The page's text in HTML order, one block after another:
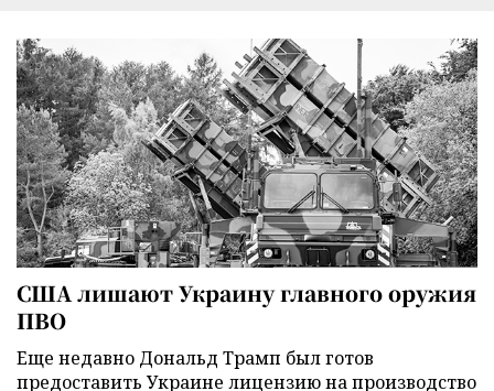
США лишают Украину главного оружия
ПВО
Еще недавно Дональд Трамп был готов
предоставить Украине лицензию на производство